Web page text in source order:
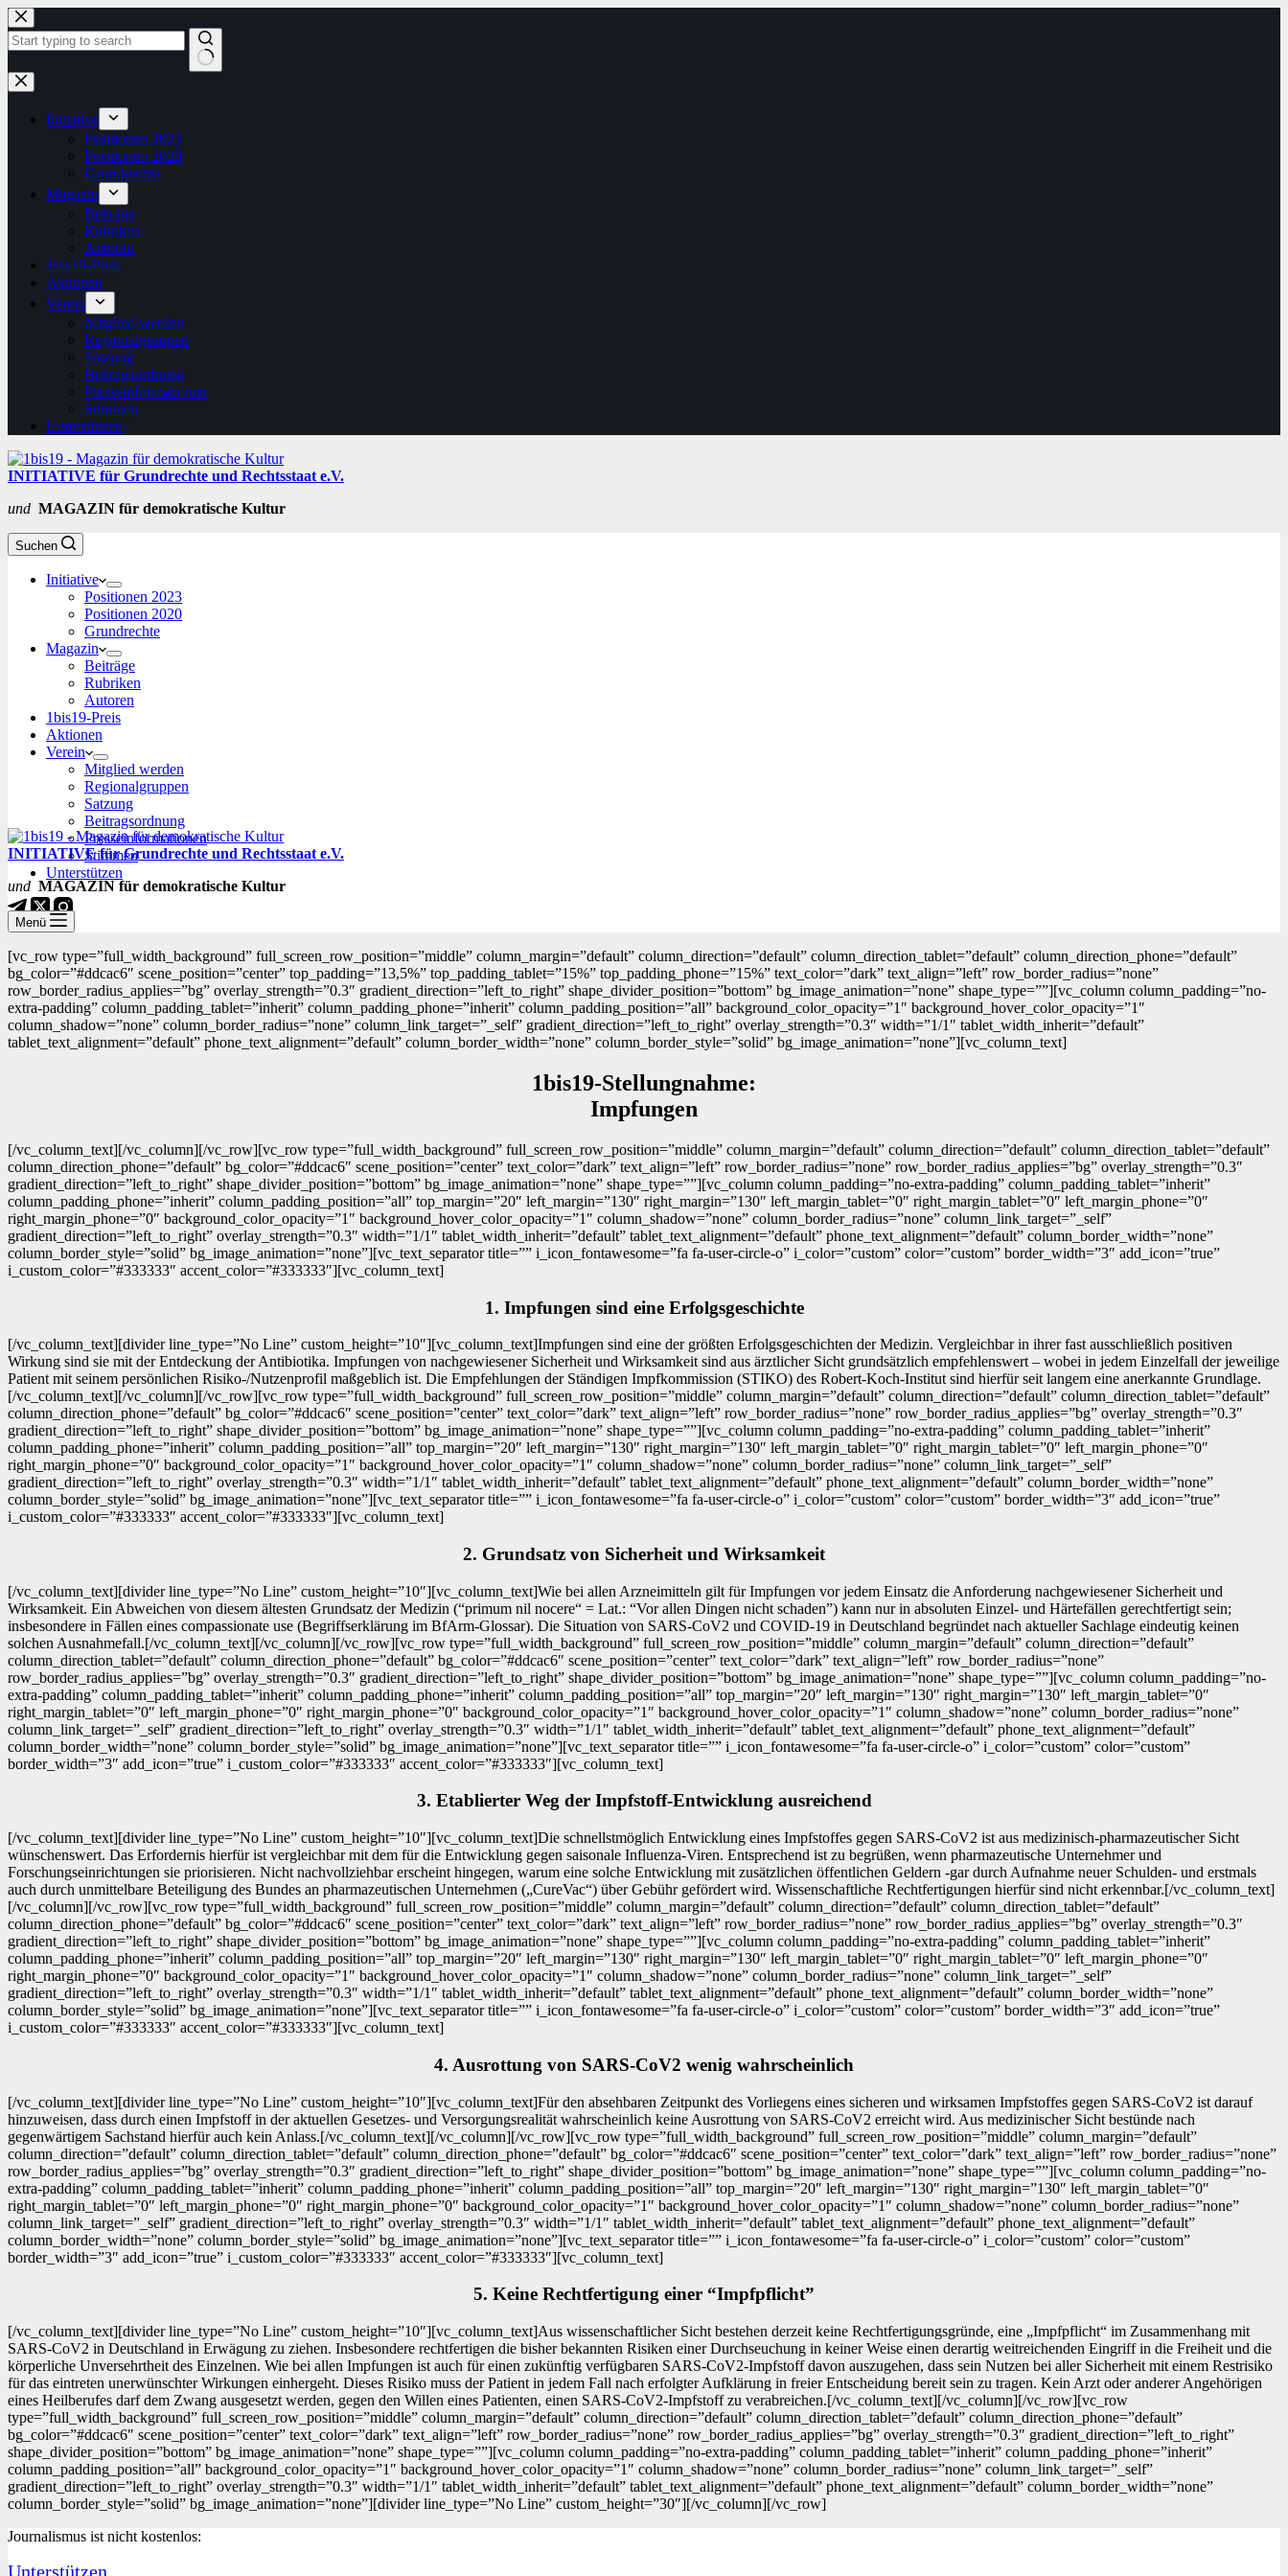
Zum
Inhalt
springen
Keine
Ergebnisse
Initiative
Positionen 2023
Positionen 2020
Grundrechte
Magazin
Beiträge
Rubriken
Autoren
1bis19-Preis
Aktionen
Verein
Mitglied werden
Regionalgruppen
Satzung
Beitragsordnung
Presseinformationen
Stimmen
Unterstützen
INITIATIVE für Grundrechte und Rechtsstaat e.V.
und MAGAZIN für demokratische Kultur
Suchen
Initiative
Positionen 2023
Positionen 2020
Grundrechte
Magazin
Beiträge
Rubriken
Autoren
1bis19-Preis
Aktionen
Verein
Mitglied werden
Regionalgruppen
Satzung
Beitragsordnung
Presseinformationen
Stimmen
Unterstützen
INITIATIVE für Grundrechte und Rechtsstaat e.V.
und MAGAZIN für demokratische Kultur
Menü
[vc_row type=”full_width_background” full_screen_row_position=”middle” column_margin=”default” column_direction=”default” column_direction_tablet=”default” column_direction_phone=”default”
bg_color=”#ddcac6″ scene_position=”center” top_padding=”13,5%” top_padding_tablet=”15%” top_padding_phone=”15%” text_color=”dark” text_align=”left” row_border_radius=”none”
row_border_radius_applies=”bg” overlay_strength=”0.3″ gradient_direction=”left_to_right” shape_divider_position=”bottom” bg_image_animation=”none” shape_type=””][vc_column column_padding=”no-
extra-padding” column_padding_tablet=”inherit” column_padding_phone=”inherit” column_padding_position=”all” background_color_opacity=”1″ background_hover_color_opacity=”1″
column_shadow=”none” column_border_radius=”none” column_link_target=”_self” gradient_direction=”left_to_right” overlay_strength=”0.3″ width=”1/1″ tablet_width_inherit=”default”
tablet_text_alignment=”default” phone_text_alignment=”default” column_border_width=”none” column_border_style=”solid” bg_image_animation=”none”][vc_column_text]
1bis19-Stellungnahme:
Impfungen
[/vc_column_text][/vc_column][/vc_row][vc_row type=”full_width_background” full_screen_row_position=”middle” column_margin=”default” column_direction=”default” column_direction_tablet=”default”
column_direction_phone=”default” bg_color=”#ddcac6″ scene_position=”center” text_color=”dark” text_align=”left” row_border_radius=”none” row_border_radius_applies=”bg” overlay_strength=”0.3″
gradient_direction=”left_to_right” shape_divider_position=”bottom” bg_image_animation=”none” shape_type=””][vc_column column_padding=”no-extra-padding” column_padding_tablet=”inherit”
column_padding_phone=”inherit” column_padding_position=”all” top_margin=”20″ left_margin=”130″ right_margin=”130″ left_margin_tablet=”0″ right_margin_tablet=”0″ left_margin_phone=”0″
right_margin_phone=”0″ background_color_opacity=”1″ background_hover_color_opacity=”1″ column_shadow=”none” column_border_radius=”none” column_link_target=”_self”
gradient_direction=”left_to_right” overlay_strength=”0.3″ width=”1/1″ tablet_width_inherit=”default” tablet_text_alignment=”default” phone_text_alignment=”default” column_border_width=”none”
column_border_style=”solid” bg_image_animation=”none”][vc_text_separator title=”” i_icon_fontawesome=”fa fa-user-circle-o” i_color=”custom” color=”custom” border_width=”3″ add_icon=”true”
i_custom_color=”#333333″ accent_color=”#333333″][vc_column_text]
1. Impfungen sind eine Erfolgsgeschichte
[/vc_column_text][divider line_type=”No Line” custom_height=”10″][vc_column_text]Impfungen sind eine der größten Erfolgsgeschichten der Medizin. Vergleichbar in ihrer fast ausschließlich positiven
Wirkung sind sie mit der Entdeckung der Antibiotika. Impfungen von nachgewiesener Sicherheit und Wirksamkeit sind aus ärztlicher Sicht grundsätzlich empfehlenswert – wobei in jedem Einzelfall der jeweilige
Patient mit seinem persönlichen Risiko-/Nutzenprofil maßgeblich ist. Die Empfehlungen der Ständigen Impfkommission (STIKO) des Robert-Koch-Institut sind hierfür seit langem eine anerkannte Grundlage.
[/vc_column_text][/vc_column][/vc_row][vc_row type=”full_width_background” full_screen_row_position=”middle” column_margin=”default” column_direction=”default” column_direction_tablet=”default”
column_direction_phone=”default” bg_color=”#ddcac6″ scene_position=”center” text_color=”dark” text_align=”left” row_border_radius=”none” row_border_radius_applies=”bg” overlay_strength=”0.3″
gradient_direction=”left_to_right” shape_divider_position=”bottom” bg_image_animation=”none” shape_type=””][vc_column column_padding=”no-extra-padding” column_padding_tablet=”inherit”
column_padding_phone=”inherit” column_padding_position=”all” top_margin=”20″ left_margin=”130″ right_margin=”130″ left_margin_tablet=”0″ right_margin_tablet=”0″ left_margin_phone=”0″
right_margin_phone=”0″ background_color_opacity=”1″ background_hover_color_opacity=”1″ column_shadow=”none” column_border_radius=”none” column_link_target=”_self”
gradient_direction=”left_to_right” overlay_strength=”0.3″ width=”1/1″ tablet_width_inherit=”default” tablet_text_alignment=”default” phone_text_alignment=”default” column_border_width=”none”
column_border_style=”solid” bg_image_animation=”none”][vc_text_separator title=”” i_icon_fontawesome=”fa fa-user-circle-o” i_color=”custom” color=”custom” border_width=”3″ add_icon=”true”
i_custom_color=”#333333″ accent_color=”#333333″][vc_column_text]
2. Grundsatz von Sicherheit und Wirksamkeit
[/vc_column_text][divider line_type=”No Line” custom_height=”10″][vc_column_text]Wie bei allen Arzneimitteln gilt für Impfungen vor jedem Einsatz die Anforderung nachgewiesener Sicherheit und
Wirksamkeit. Ein Abweichen von diesem ältesten Grundsatz der Medizin (“primum nil nocere“ = Lat.: “Vor allen Dingen nicht schaden”) kann nur in absoluten Einzel- und Härtefällen gerechtfertigt sein;
insbesondere in Fällen eines compassionate use (Begriffserklärung im BfArm-Glossar). Die Situation von SARS-CoV2 und COVID-19 in Deutschland begründet nach aktueller Sachlage eindeutig keinen
solchen Ausnahmefall.[/vc_column_text][/vc_column][/vc_row][vc_row type=”full_width_background” full_screen_row_position=”middle” column_margin=”default” column_direction=”default”
column_direction_tablet=”default” column_direction_phone=”default” bg_color=”#ddcac6″ scene_position=”center” text_color=”dark” text_align=”left” row_border_radius=”none”
row_border_radius_applies=”bg” overlay_strength=”0.3″ gradient_direction=”left_to_right” shape_divider_position=”bottom” bg_image_animation=”none” shape_type=””][vc_column column_padding=”no-
extra-padding” column_padding_tablet=”inherit” column_padding_phone=”inherit” column_padding_position=”all” top_margin=”20″ left_margin=”130″ right_margin=”130″ left_margin_tablet=”0″
right_margin_tablet=”0″ left_margin_phone=”0″ right_margin_phone=”0″ background_color_opacity=”1″ background_hover_color_opacity=”1″ column_shadow=”none” column_border_radius=”none”
column_link_target=”_self” gradient_direction=”left_to_right” overlay_strength=”0.3″ width=”1/1″ tablet_width_inherit=”default” tablet_text_alignment=”default” phone_text_alignment=”default”
column_border_width=”none” column_border_style=”solid” bg_image_animation=”none”][vc_text_separator title=”” i_icon_fontawesome=”fa fa-user-circle-o” i_color=”custom” color=”custom”
border_width=”3″ add_icon=”true” i_custom_color=”#333333″ accent_color=”#333333″][vc_column_text]
3. Etablierter Weg der Impfstoff-Entwicklung ausreichend
[/vc_column_text][divider line_type=”No Line” custom_height=”10″][vc_column_text]Die schnellstmöglich Entwicklung eines Impfstoffes gegen SARS-CoV2 ist aus medizinisch-pharmazeutischer Sicht
wünschenswert. Das Erfordernis hierfür ist vergleichbar mit dem für die Entwicklung gegen saisonale Influenza-Viren. Entsprechend ist zu begrüßen, wenn pharmazeutische Unternehmer und
Forschungseinrichtungen sie priorisieren. Nicht nachvollziehbar erscheint hingegen, warum eine solche Entwicklung mit zusätzlichen öffentlichen Geldern -gar durch Aufnahme neuer Schulden- und erstmals
auch durch unmittelbare Beteiligung des Bundes an pharmazeutischen Unternehmen („CureVac“) über Gebühr gefördert wird. Wissenschaftliche Rechtfertigungen hierfür sind nicht erkennbar.[/vc_column_text]
[/vc_column][/vc_row][vc_row type=”full_width_background” full_screen_row_position=”middle” column_margin=”default” column_direction=”default” column_direction_tablet=”default”
column_direction_phone=”default” bg_color=”#ddcac6″ scene_position=”center” text_color=”dark” text_align=”left” row_border_radius=”none” row_border_radius_applies=”bg” overlay_strength=”0.3″
gradient_direction=”left_to_right” shape_divider_position=”bottom” bg_image_animation=”none” shape_type=””][vc_column column_padding=”no-extra-padding” column_padding_tablet=”inherit”
column_padding_phone=”inherit” column_padding_position=”all” top_margin=”20″ left_margin=”130″ right_margin=”130″ left_margin_tablet=”0″ right_margin_tablet=”0″ left_margin_phone=”0″
right_margin_phone=”0″ background_color_opacity=”1″ background_hover_color_opacity=”1″ column_shadow=”none” column_border_radius=”none” column_link_target=”_self”
gradient_direction=”left_to_right” overlay_strength=”0.3″ width=”1/1″ tablet_width_inherit=”default” tablet_text_alignment=”default” phone_text_alignment=”default” column_border_width=”none”
column_border_style=”solid” bg_image_animation=”none”][vc_text_separator title=”” i_icon_fontawesome=”fa fa-user-circle-o” i_color=”custom” color=”custom” border_width=”3″ add_icon=”true”
i_custom_color=”#333333″ accent_color=”#333333″][vc_column_text]
4. Ausrottung von SARS-CoV2 wenig wahrscheinlich
[/vc_column_text][divider line_type=”No Line” custom_height=”10″][vc_column_text]Für den absehbaren Zeitpunkt des Vorliegens eines sicheren und wirksamen Impfstoffes gegen SARS-CoV2 ist darauf
hinzuweisen, dass durch einen Impfstoff in der aktuellen Gesetzes- und Versorgungsrealität wahrscheinlich keine Ausrottung von SARS-CoV2 erreicht wird. Aus medizinischer Sicht bestünde nach
gegenwärtigem Sachstand hierfür auch kein Anlass.[/vc_column_text][/vc_column][/vc_row][vc_row type=”full_width_background” full_screen_row_position=”middle” column_margin=”default”
column_direction=”default” column_direction_tablet=”default” column_direction_phone=”default” bg_color=”#ddcac6″ scene_position=”center” text_color=”dark” text_align=”left” row_border_radius=”none”
row_border_radius_applies=”bg” overlay_strength=”0.3″ gradient_direction=”left_to_right” shape_divider_position=”bottom” bg_image_animation=”none” shape_type=””][vc_column column_padding=”no-
extra-padding” column_padding_tablet=”inherit” column_padding_phone=”inherit” column_padding_position=”all” top_margin=”20″ left_margin=”130″ right_margin=”130″ left_margin_tablet=”0″
right_margin_tablet=”0″ left_margin_phone=”0″ right_margin_phone=”0″ background_color_opacity=”1″ background_hover_color_opacity=”1″ column_shadow=”none” column_border_radius=”none”
column_link_target=”_self” gradient_direction=”left_to_right” overlay_strength=”0.3″ width=”1/1″ tablet_width_inherit=”default” tablet_text_alignment=”default” phone_text_alignment=”default”
column_border_width=”none” column_border_style=”solid” bg_image_animation=”none”][vc_text_separator title=”” i_icon_fontawesome=”fa fa-user-circle-o” i_color=”custom” color=”custom”
border_width=”3″ add_icon=”true” i_custom_color=”#333333″ accent_color=”#333333″][vc_column_text]
5. Keine Rechtfertigung einer “Impfpflicht”
[/vc_column_text][divider line_type=”No Line” custom_height=”10″][vc_column_text]Aus wissenschaftlicher Sicht bestehen derzeit keine Rechtfertigungsgründe, eine „Impfpflicht“ im Zusammenhang mit
SARS-CoV2 in Deutschland in Erwägung zu ziehen. Insbesondere rechtfertigen die bisher bekannten Risiken einer Durchseuchung in keiner Weise einen derartig weitreichenden Eingriff in die Freiheit und die
körperliche Unversehrtheit des Einzelnen. Wie bei allen Impfungen ist auch für einen zukünftig verfügbaren SARS-CoV2-Impfstoff davon auszugehen, dass sein Nutzen bei aller Sicherheit mit einem Restrisiko
für das eintreten unerwünschter Wirkungen einhergeht. Dieses Risiko muss der Patient in jedem Fall nach erfolgter Aufklärung in freier Entscheidung bereit sein zu tragen. Kein Arzt oder anderer Angehörigen
eines Heilberufes darf dem Zwang ausgesetzt werden, gegen den Willen eines Patienten, einen SARS-CoV2-Impfstoff zu verabreichen.[/vc_column_text][/vc_column][/vc_row][vc_row
type=”full_width_background” full_screen_row_position=”middle” column_margin=”default” column_direction=”default” column_direction_tablet=”default” column_direction_phone=”default”
bg_color=”#ddcac6″ scene_position=”center” text_color=”dark” text_align=”left” row_border_radius=”none” row_border_radius_applies=”bg” overlay_strength=”0.3″ gradient_direction=”left_to_right”
shape_divider_position=”bottom” bg_image_animation=”none” shape_type=””][vc_column column_padding=”no-extra-padding” column_padding_tablet=”inherit” column_padding_phone=”inherit”
column_padding_position=”all” background_color_opacity=”1″ background_hover_color_opacity=”1″ column_shadow=”none” column_border_radius=”none” column_link_target=”_self”
gradient_direction=”left_to_right” overlay_strength=”0.3″ width=”1/1″ tablet_width_inherit=”default” tablet_text_alignment=”default” phone_text_alignment=”default” column_border_width=”none”
column_border_style=”solid” bg_image_animation=”none”][divider line_type=”No Line” custom_height=”30″][/vc_column][/vc_row]
Journalismus ist nicht kostenlos:
Unterstützen